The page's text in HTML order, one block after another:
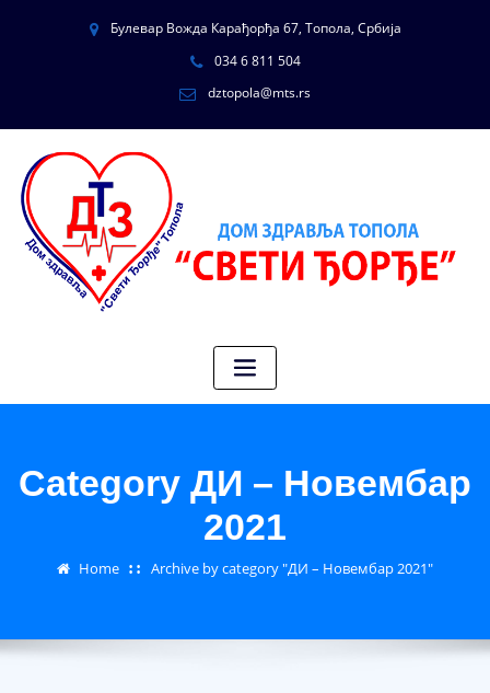
Булевар Вожда Карађорђа 67, Топола, Србија
034 6 811 504
dztopola@mts.rs
Category ДИ – Новембар
2021
Home Archive by category "ДИ – Новембар 2021"